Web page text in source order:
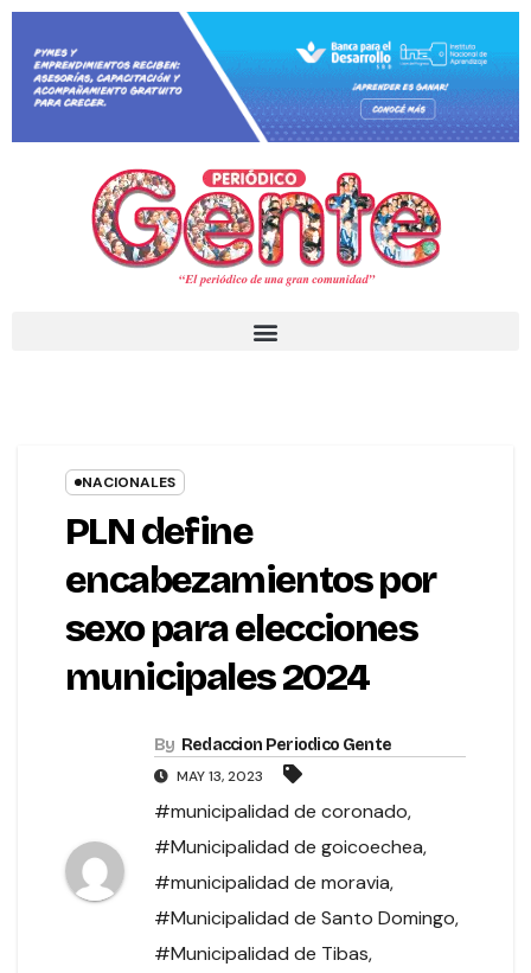
NACIONALES
PLN define
encabezamientos por
sexo para elecciones
municipales 2024
By Redaccion Periodico Gente
MAY 13, 2023
#municipalidad de coronado,
#Municipalidad de goicoechea,
#municipalidad de moravia,
#Municipalidad de Santo Domingo,
#Municipalidad de Tibas,